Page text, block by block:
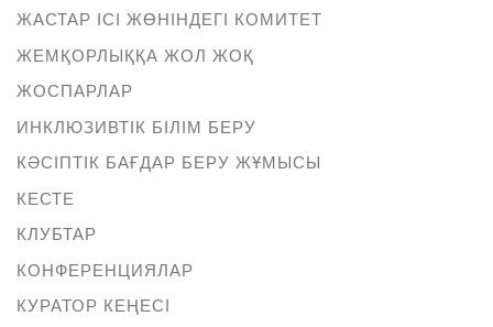
ЖАСТАР ІСІ ЖӨНІНДЕГІ КОМИТЕТ
ЖЕМҚОРЛЫҚҚА ЖОЛ ЖОҚ
ЖОСПАРЛАР
ИНКЛЮЗИВТІК БІЛІМ БЕРУ
КӘСІПТІК БАҒДАР БЕРУ ЖҰМЫСЫ
КЕСТЕ
КЛУБТАР
КОНФЕРЕНЦИЯЛАР
КУРАТОР КЕҢЕСІ